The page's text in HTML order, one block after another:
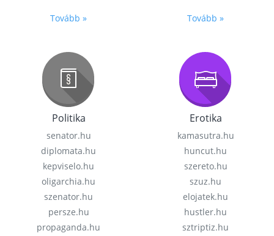
Tovább » Tovább »
Politika
senator.hu
diplomata.hu
kepviselo.hu
oligarchia.hu
szenator.hu
persze.hu
propaganda.hu
Erotika
kamasutra.hu
huncut.hu
szereto.hu
szuz.hu
elojatek.hu
hustler.hu
sztriptiz.hu